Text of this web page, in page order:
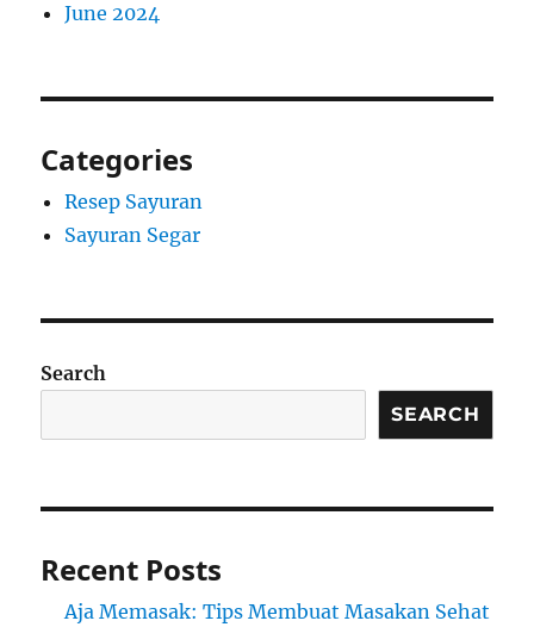
June 2024
Categories
Resep Sayuran
Sayuran Segar
Search
SEARCH
Recent Posts
Aja Memasak: Tips Membuat Masakan Sehat